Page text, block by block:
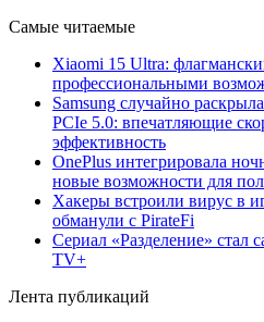
Самые читаемые
Xiaomi 15 Ultra:
профессиональными
Samsung случайно
PCIe 5.0: впечатляющие
эффективность
OnePlus интегрировала
новые возможности для
Хакеры встроили вирус в
обманули с PirateFi
Сериал «Разделение»
TV+
Лента публикаций